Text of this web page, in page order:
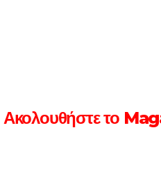
Ακολουθήστε το